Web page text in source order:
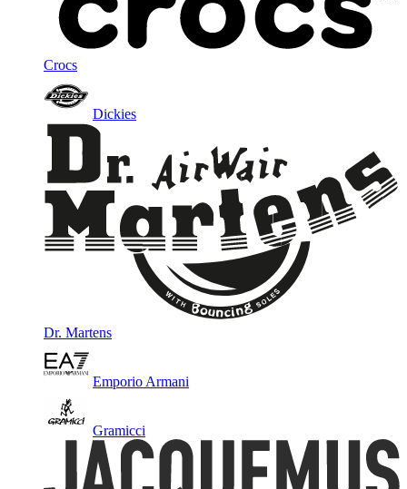
Crocs
Dickies
Dr. Martens
Emporio Armani
Gramicci